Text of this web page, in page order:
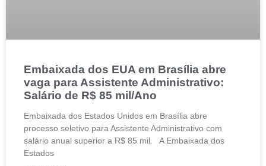
Embaixada dos EUA em Brasília abre
vaga para Assistente Administrativo:
Salário de R$ 85 mil/Ano
Embaixada dos Estados Unidos em Brasília abre
processo seletivo para Assistente Administrativo com
salário anual superior a R$ 85 mil. A Embaixada dos
Estados